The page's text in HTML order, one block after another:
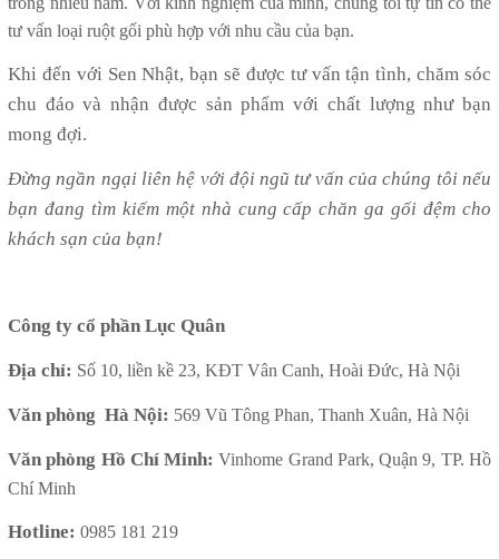
tư vấn loại ruột gối phù hợp với nhu cầu của bạn.
Khi đến với Sen Nhật, bạn sẽ được tư vấn tận tình, chăm sóc
chu đáo và nhận được sản phẩm với chất lượng như bạn
mong đợi.
Đừng ngần ngại liên hệ với đội ngũ tư vấn của chúng tôi nếu
bạn đang tìm kiếm một nhà cung cấp chăn ga gối đệm cho
khách sạn của bạn!
Công ty cổ phần Lục Quân
Địa chỉ: Số 10, liền kề 23, KĐT Vân Canh, Hoài Đức, Hà Nội
Văn phòng Hà Nội: 569 Vũ Tông Phan, Thanh Xuân, Hà Nội
Văn phòng Hồ Chí Minh:Vinhome Grand Park, Quận 9, TP. Hồ
Chí Minh
Hotline: 0985 181 219